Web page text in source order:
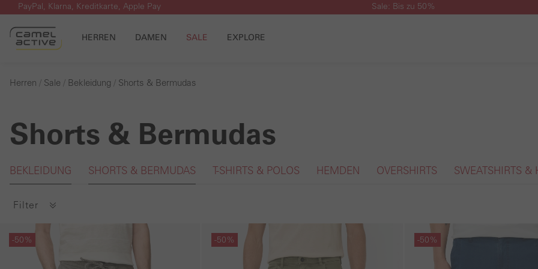
Hauptinhalt springen
Zur Suche springen
Zur Hauptnavigation springen
PayPal, Klarna, Kreditkarte, Apple Pay Sale: Bis zu 50%
HERREN DAMEN SALE EXPLORE
Herren Sale Bekleidung Shorts & Bermudas
Shorts & Bermudas
Galerie überspringen
BEKLEIDUNG SHORTS & BERMUDAS T-SHIRTS & POLOS HEMDEN OVERSHIRTS SWEATSHIRTS &
Filter
-50% -50%
Galerie überspringen
-50%
Galerie überspringen